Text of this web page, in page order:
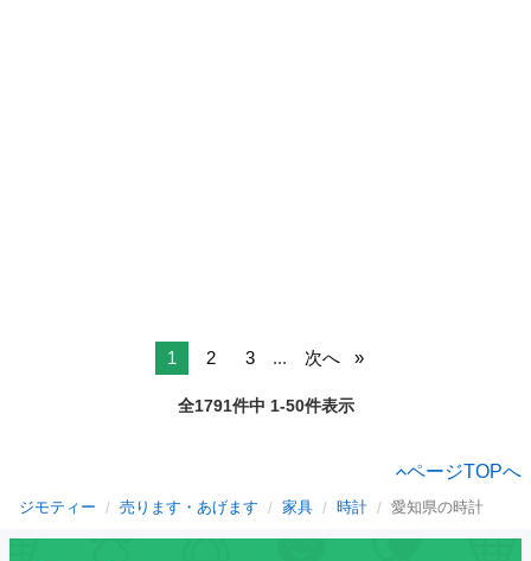
1 2 3 ... 次へ
全1791件中 1-50件表示
ページTOPへ
ジモティー 売ります・あげます 家具 時計 愛知県の時計